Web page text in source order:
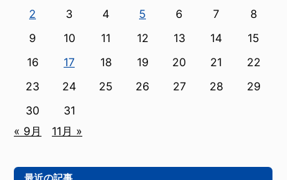
2
3 4 5 6 7
8
9
10 11 12 13 14
15
16
17 18 19 20 21
22
23
24 25 26 27 28
29
30
31
« 9月
11月 »
最近の記事